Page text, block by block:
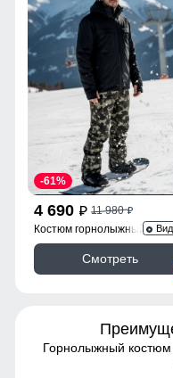
4 690 p 11 980p
-61%
Костюм горнолыжный
02412Ch
Смотреть
Горнолыжный костюм